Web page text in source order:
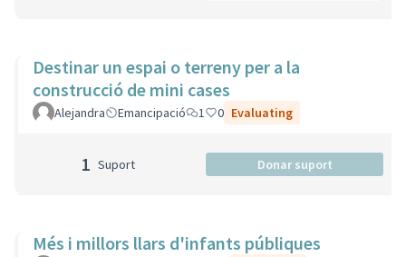
Destinar un espai o terreny per a la
construcció de mini cases
Alejandra Emancipació 1 0 Evaluating
1 Suport Donar suport
Més i millors llars d'infants públiques